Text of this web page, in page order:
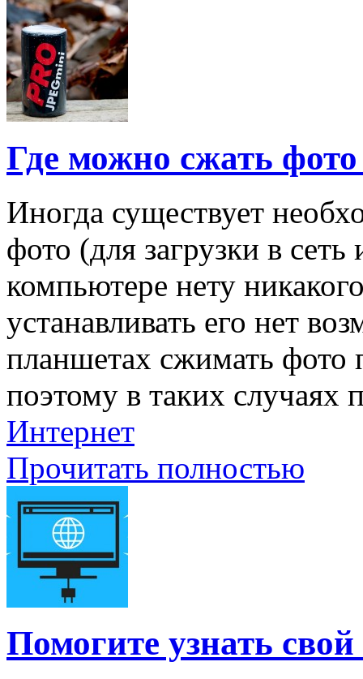
Где можно сжать
Иногда существует
фото (для загрузки в
компьютере нету
устанавливать его нет
планшетах сжимать фото
поэтому в таких случаях
Интернет
Прочитать полностью
Помогите узнать